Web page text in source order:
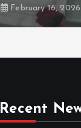
February 16, 2026
Recent